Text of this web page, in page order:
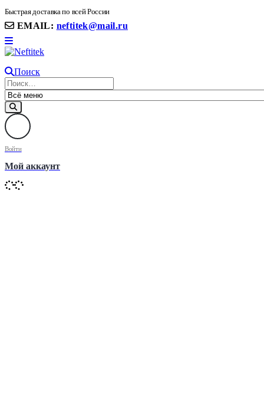
Быстрая доставка по всей России
EMAIL: neftitek@mail.ru
Поиск
Войти
Мой аккаунт
8(906) 399 11 22 | 8(905)367-58-58